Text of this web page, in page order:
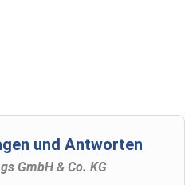
und Antworten
GmbH & Co. KG